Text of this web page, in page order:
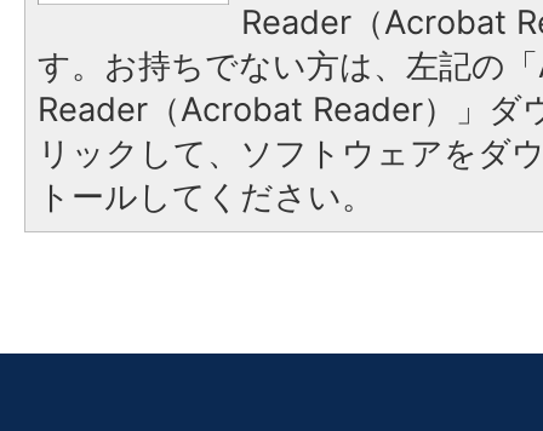
Reader（Acrobat
す。お持ちでない方は、左記の
Reader（Acrobat Reader）」ダ
リックして、ソフトウェアをダ
トールしてください。